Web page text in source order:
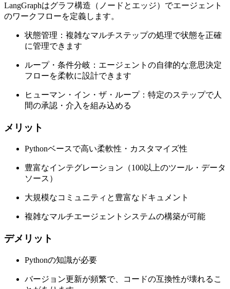
LangGraphはグラフ構造（ノードとエッジ）でエージェント
のワークフローを定義します。
状態管理：複雑なマルチステップの処理で状態を正確
に管理できます
ループ・条件分岐：エージェントの自律的な意思決定
フローを柔軟に設計できます
ヒューマン・イン・ザ・ループ：特定のステップで人
間の承認・介入を組み込める
メリット
Pythonベースで高い柔軟性・カスタマイズ性
豊富なインテグレーション（100以上のツール・データ
ソース）
大規模なコミュニティと豊富なドキュメント
複雑なマルチエージェントシステムの構築が可能
デメリット
Pythonの知識が必要
バージョン更新が頻繁で、コードの互換性が壊れるこ